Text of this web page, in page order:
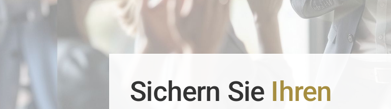
Sichern Sie Ihren